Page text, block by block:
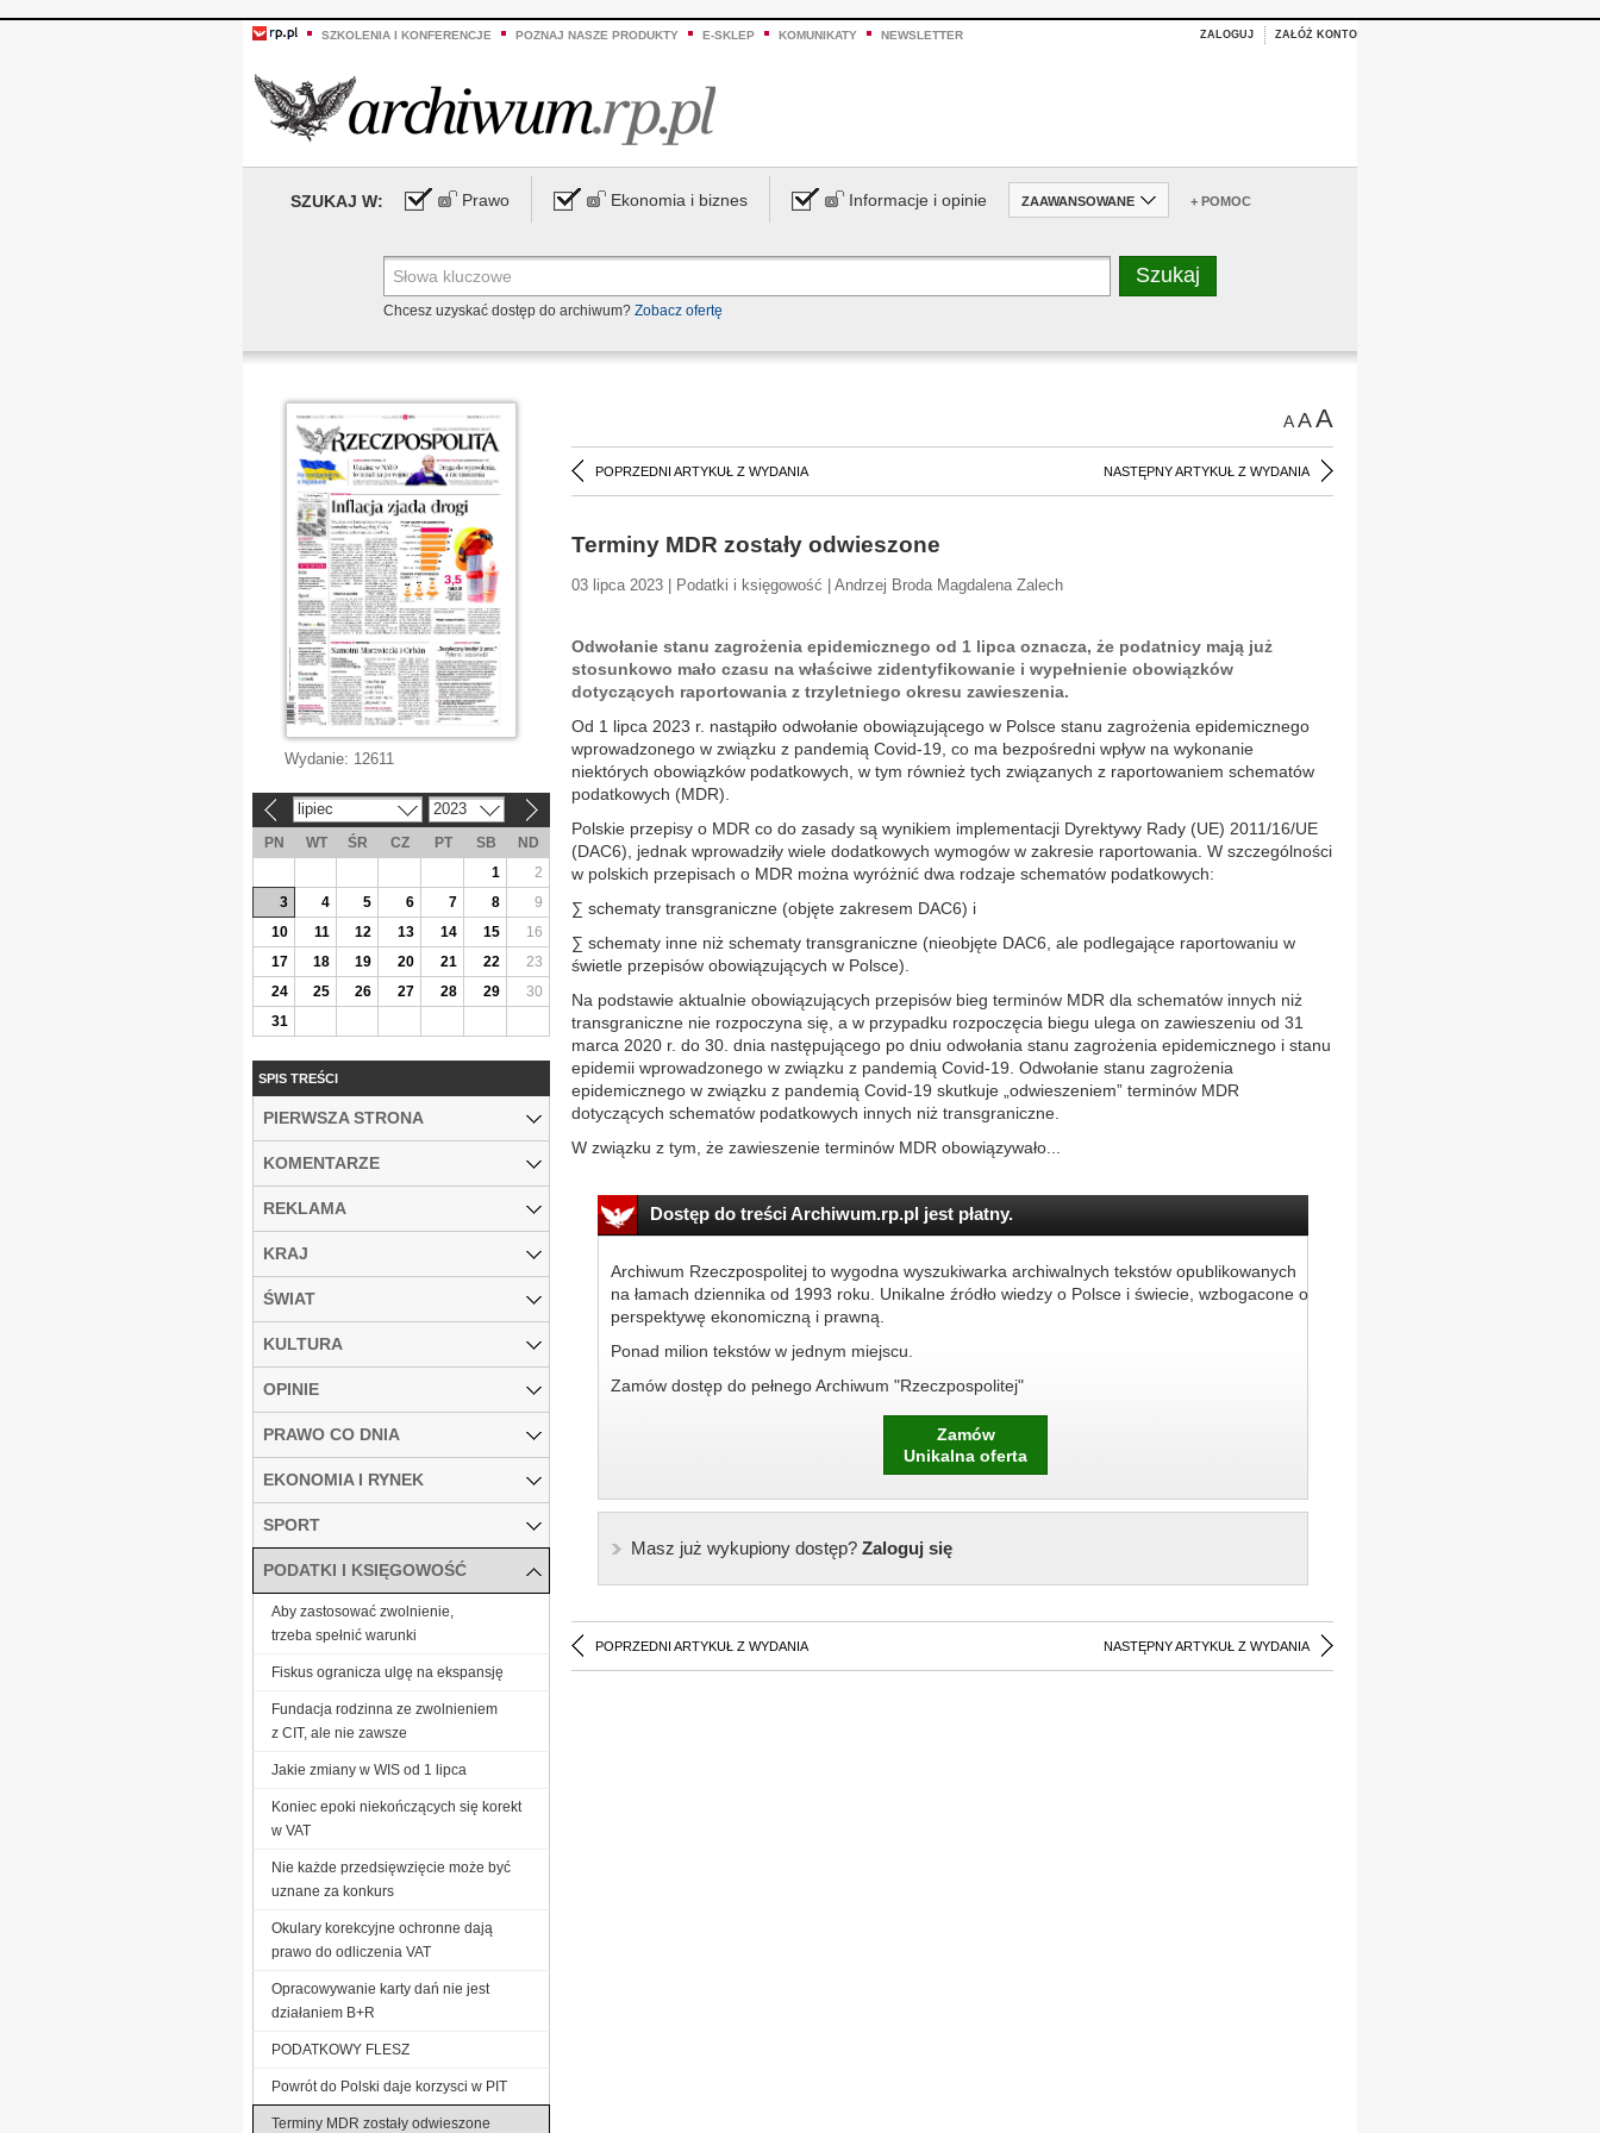
SZKOLENIA I KONFERENCJE POZNAJ NASZE PRODUKTY E-SKLEP KOMUNIKATY NEWSLETTER ZALOGUJ ZAŁÓŻ KONTO
SZUKAJ W: Prawo Ekonomia i biznes Informacje i opinie ZAAWANSOWANE + POMOC
Chcesz uzyskać dostęp do archiwum? Zobacz ofertę
AAA
POPRZEDNI ARTYKUŁ Z WYDANIA NASTĘPNY ARTYKUŁ Z WYDANIA
Terminy MDR zostały odwieszone
03 lipca 2023 | Podatki i księgowość | Andrzej Broda Magdalena Zalech
Odwołanie stanu zagrożenia epidemicznego od 1 lipca oznacza, że podatnicy mają już
stosunkowo mało czasu na właściwe zidentyfikowanie i wypełnienie obowiązków
dotyczących raportowania z trzyletniego okresu zawieszenia.
Od 1 lipca 2023 r. nastąpiło odwołanie obowiązującego w Polsce stanu zagrożenia epidemicznego
wprowadzonego w związku z pandemią Covid-19, co ma bezpośredni wpływ na wykonanie
niektórych obowiązków podatkowych, w tym również tych związanych z raportowaniem schematów
podatkowych (MDR).
Polskie przepisy o MDR co do zasady są wynikiem implementacji Dyrektywy Rady (UE) 2011/16/UE
(DAC6), jednak wprowadziły wiele dodatkowych wymogów w zakresie raportowania. W szczególności
w polskich przepisach o MDR można wyróżnić dwa rodzaje schematów podatkowych:
∑ schematy transgraniczne (objęte zakresem DAC6) i
∑ schematy inne niż schematy transgraniczne (nieobjęte DAC6, ale podlegające raportowaniu w
świetle przepisów obowiązujących w Polsce).
Na podstawie aktualnie obowiązujących przepisów bieg terminów MDR dla schematów innych niż
transgraniczne nie rozpoczyna się, a w przypadku rozpoczęcia biegu ulega on zawieszeniu od 31
marca 2020 r. do 30. dnia następującego po dniu odwołania stanu zagrożenia epidemicznego i stanu
epidemii wprowadzonego w związku z pandemią Covid-19. Odwołanie stanu zagrożenia
epidemicznego w związku z pandemią Covid-19 skutkuje „odwieszeniem” terminów MDR
dotyczących schematów podatkowych innych niż transgraniczne.
W związku z tym, że zawieszenie terminów MDR obowiązywało...
Dostęp do treści Archiwum.rp.pl jest płatny.
Archiwum Rzeczpospolitej to wygodna wyszukiwarka archiwalnych tekstów opublikowanych
na łamach dziennika od 1993 roku. Unikalne źródło wiedzy o Polsce i świecie, wzbogacone o
perspektywę ekonomiczną i prawną.
Ponad milion tekstów w jednym miejscu.
Zamów dostęp do pełnego Archiwum "Rzeczpospolitej"
Zamów
Unikalna oferta
Masz już wykupiony dostęp?Zaloguj się
POPRZEDNI ARTYKUŁ Z WYDANIA NASTĘPNY ARTYKUŁ Z WYDANIA
Wydanie: 12611
lipiec 2023
PN WT ŚR CZ PT SB
ND
1
2
3
4 5 6 7 8
9
10
11 12 13 14 15
16
17
18 19 20 21 22
23
24
25 26 27 28 29
30
31
SPIS TREŚCI
PIERWSZA STRONA
KOMENTARZE
REKLAMA
KRAJ
ŚWIAT
KULTURA
OPINIE
PRAWO CO DNIA
EKONOMIA I RYNEK
SPORT
PODATKI I KSIĘGOWOŚĆ
Aby zastosować zwolnienie,
trzeba spełnić warunki
Fiskus ogranicza ulgę na ekspansję
Fundacja rodzinna ze zwolnieniem
z CIT, ale nie zawsze
Jakie zmiany w WIS od 1 lipca
Koniec epoki niekończących się korekt
w VAT
Nie każde przedsięwzięcie może być
uznane za konkurs
Okulary korekcyjne ochronne dają
prawo do odliczenia VAT
Opracowywanie karty dań nie jest
działaniem B+R
PODATKOWY FLESZ
Powrót do Polski daje korzysci w PIT
Terminy MDR zostały odwieszone